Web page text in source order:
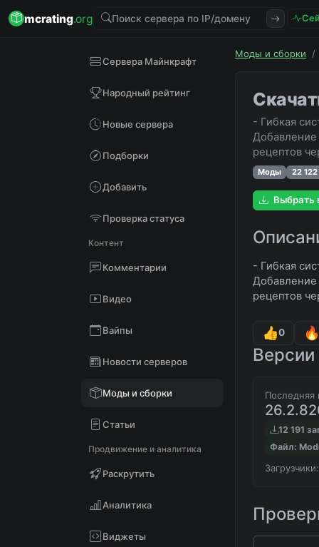
mcrating.org
Сервера Майнкрафт
Народный рейтинг
Новые сервера
Подборки
Добавить
Проверка статуса
Контент
Комментарии
Видео
Вайпы
Новости серверов
Моды и сборки
Статьи
Продвижение и аналитика
Раскрутить
Аналитика
Виджеты
Моды и сборки /
- Гибкая
рецептов
Моды 22
Выбрать
- Гибкая
рецептов
0
Версии
Последняя
12 191
Файл:
Загрузчики: